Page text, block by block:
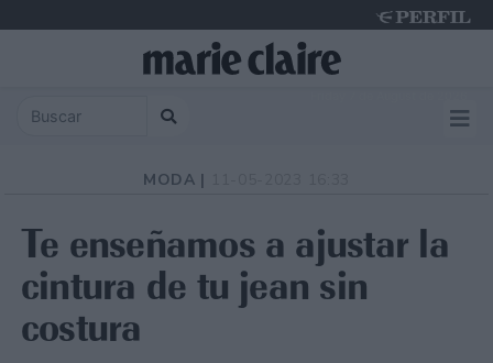
MODA |
Te enseñamos a ajustar la
cintura de tu jean sin
costura